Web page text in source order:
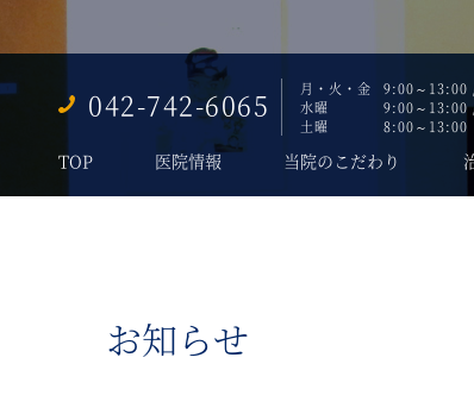
042-742-6065 月・火・金
9:00～13:00
水曜
9:00～13:00
土曜
8:00～13:00
TOP 医院情報 当院のこだわり
お知らせ